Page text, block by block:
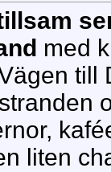
med
till
liten